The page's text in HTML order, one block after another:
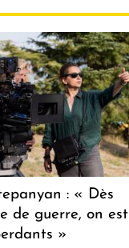
: « Dès
de guerre, on est
»